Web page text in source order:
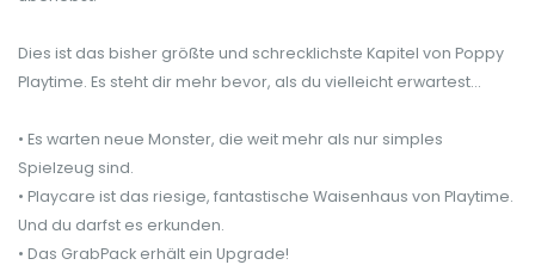
Dies ist das bisher größte und schrecklichste Kapitel von Poppy
Playtime. Es steht dir mehr bevor, als du vielleicht erwartest…
• Es warten neue Monster, die weit mehr als nur simples
Spielzeug sind.
• Playcare ist das riesige, fantastische Waisenhaus von Playtime.
Und du darfst es erkunden.
• Das GrabPack erhält ein Upgrade!